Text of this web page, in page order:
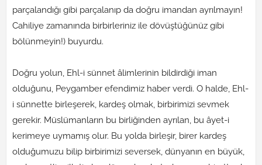
parçalandığı gibi parçalanıp da doğru imandan ayrılmayın!
Cahiliye zamanında birbirleriniz ile dövüştüğünüz gibi
bölünmeyin!) buyurdu.
Doğru yolun, Ehl-i sünnet âlimlerinin bildirdiği iman
olduğunu, Peygamber efendimiz haber verdi. O halde, Ehl-
i sünnette birleşerek, kardeş olmak, birbirimizi sevmek
gerekir. Müslümanların bu birliğinden ayrılan, bu âyet-i
kerimeye uymamış olur. Bu yolda birleşir, birer kardeş
olduğumuzu bilip birbirimizi seversek, dünyanın en büyük,